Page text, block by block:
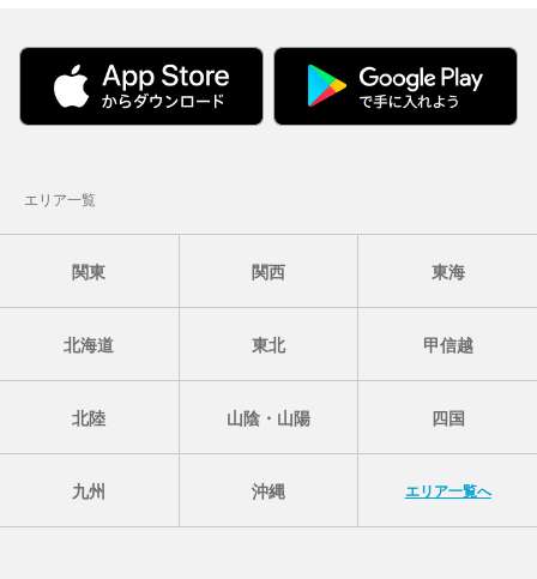
エリア一覧
関東 関西 東海
北海道 東北 甲信越
北陸 山陰・山陽 四国
九州 沖縄 エリア一覧へ